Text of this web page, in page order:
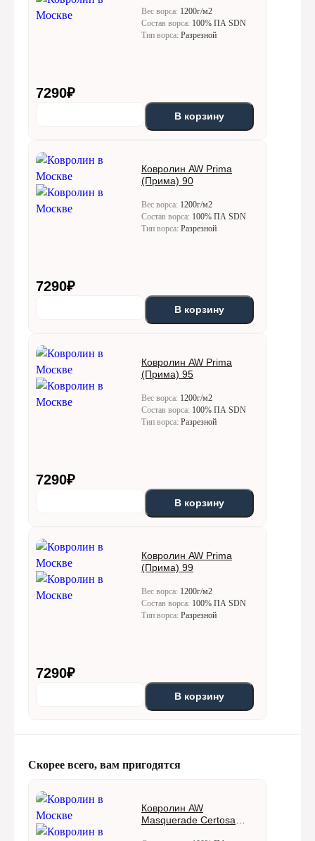
Вес ворса: 1200г/м2
Состав ворса:
100% ПА SDN
Тип ворса: Разрезной
7290₽
В корзину
Ковролин AW Prima
(Прима) 90
Вес ворса: 1200г/м2
Состав ворса:
100% ПА SDN
Тип ворса: Разрезной
7290₽
В корзину
Ковролин AW Prima
(Прима) 95
Вес ворса: 1200г/м2
Состав ворса:
100% ПА SDN
Тип ворса: Разрезной
7290₽
В корзину
Ковролин AW Prima
(Прима) 99
Вес ворса: 1200г/м2
Состав ворса:
100% ПА SDN
Тип ворса: Разрезной
7290₽
В корзину
Скорее всего, вам пригодятся
Ковролин AW
Masquerade Certosa